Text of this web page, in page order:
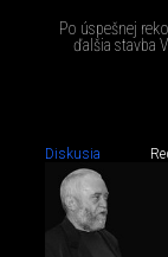
Po úspešnej
ďalšia stavba
Diskusia